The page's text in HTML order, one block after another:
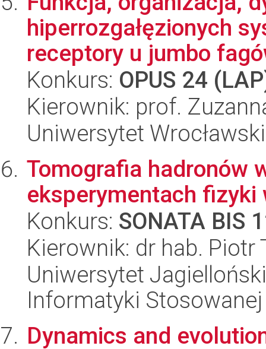
hiperrozgałęzionych
receptory u jumbo
Konkurs: OPUS 24
Kierownik: prof.
Uniwersytet
Tomografia hadronów
eksperymentach fizyki
Konkurs: SONATA BIS
Kierownik: dr hab. Piotr
Uniwersytet
Informatyki Stosowanej
Dynamics and